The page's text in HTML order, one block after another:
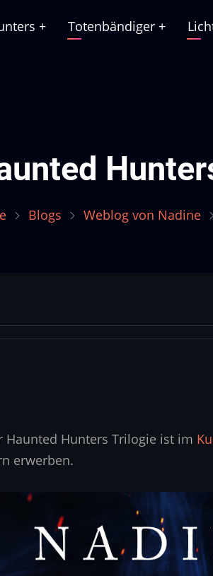
+ Totenbändiger +
Blogs Weblog von Nadine
Haunted Hunters Trilogie ist im
erwerben.